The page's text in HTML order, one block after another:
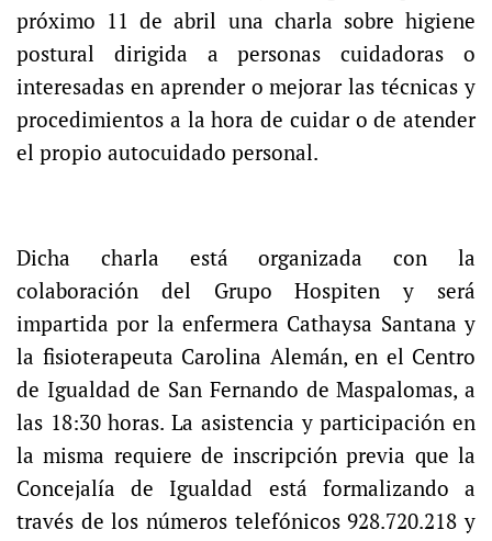
próximo 11 de abril una charla sobre higiene
postural dirigida a personas cuidadoras o
interesadas en aprender o mejorar las técnicas y
procedimientos a la hora de cuidar o de atender
el propio autocuidado personal.
Dicha charla está organizada con la
colaboración del Grupo Hospiten y será
impartida por la enfermera Cathaysa Santana y
la fisioterapeuta Carolina Alemán, en el Centro
de Igualdad de San Fernando de Maspalomas, a
las 18:30 horas. La asistencia y participación en
la misma requiere de inscripción previa que la
Concejalía de Igualdad está formalizando a
través de los números telefónicos 928.720.218 y